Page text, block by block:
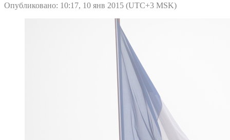
Опубликовано: 10:17, 10 янв 2015 (UTC+3 MSK)